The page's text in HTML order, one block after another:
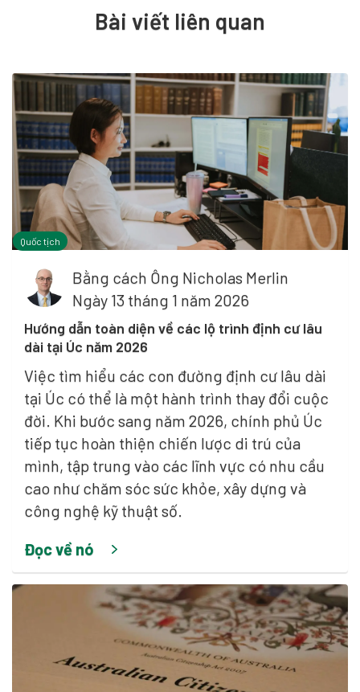
Bài viết liên quan
Quốc tịch
Bằng cách Ông Nicholas Merlin
Ngày 13 tháng 1 năm 2026
Hướng dẫn toàn diện về các lộ trình định cư lâu
dài tại Úc năm 2026
Việc tìm hiểu các con đường định cư lâu dài
tại Úc có thể là một hành trình thay đổi cuộc
đời. Khi bước sang năm 2026, chính phủ Úc
tiếp tục hoàn thiện chiến lược di trú của
mình, tập trung vào các lĩnh vực có nhu cầu
cao như chăm sóc sức khỏe, xây dựng và
công nghệ kỹ thuật số.
Đọc về nó